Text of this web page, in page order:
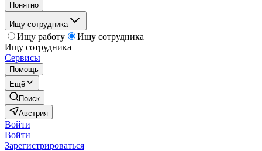
Понятно
Ищу сотрудника
Ищу работу
Ищу сотрудника
Ищу сотрудника
Сервисы
Помощь
Ещё
Поиск
Австрия
Войти
Войти
Зарегистрироваться